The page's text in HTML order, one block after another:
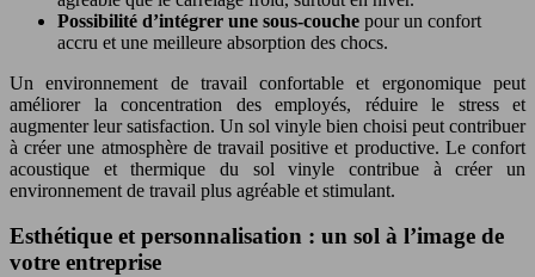
Possibilité d’intégrer une sous-couche pour un confort
accru et une meilleure absorption des chocs.
Un environnement de travail confortable et ergonomique peut
améliorer la concentration des employés, réduire le stress et
augmenter leur satisfaction. Un sol vinyle bien choisi peut contribuer
à créer une atmosphère de travail positive et productive. Le confort
acoustique et thermique du sol vinyle contribue à créer un
environnement de travail plus agréable et stimulant.
Esthétique et personnalisation : un sol à l’image de
votre entreprise